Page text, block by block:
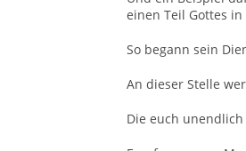
einen Teil Gottes
So begann sein
An dieser Stelle
Die euch